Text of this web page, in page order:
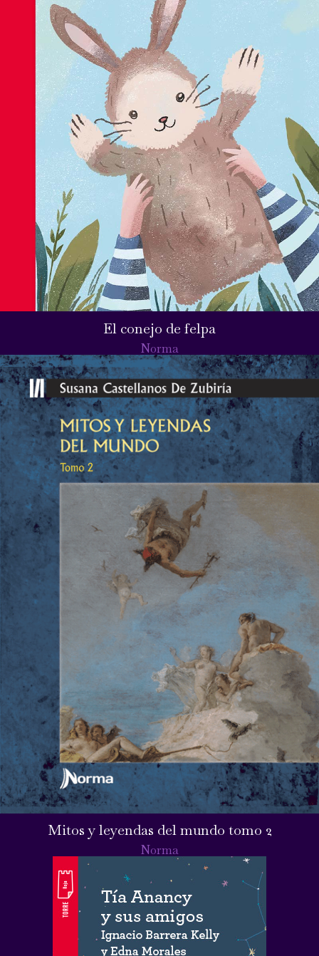
El conejo de felpa
Norma
Mitos y leyendas del mundo tomo 2
Norma